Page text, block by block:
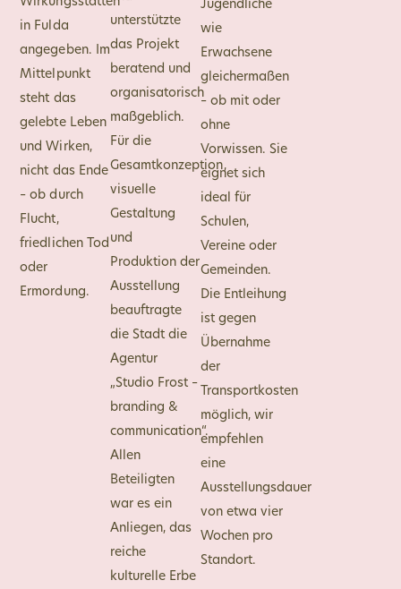
in Fulda
angegeben. Im
Mittelpunkt
steht das
gelebte Leben
und Wirken,
nicht das Ende
– ob durch
Flucht,
friedlichen Tod
oder
Ermordung.
unterstützte
das Projekt
beratend und
organisatorisch
maßgeblich.
Für die
Gesamtkonzeption,
visuelle
Gestaltung
und
Produktion der
Ausstellung
beauftragte
die Stadt die
Agentur
„Studio Frost –
branding &
communication“.
Allen
Beteiligten
war es ein
Anliegen, das
reiche
kulturelle Erbe
wie
Erwachsene
gleichermaßen
– ob mit oder
ohne
Vorwissen. Sie
eignet sich
ideal für
Schulen,
Vereine oder
Gemeinden.
Die Entleihung
ist gegen
Übernahme
der
Transportkosten
möglich, wir
empfehlen
eine
Ausstellungsdauer
von etwa vier
Wochen pro
Standort.